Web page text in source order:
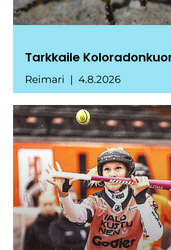
Tarkkaile
Reimari 4.8.2026